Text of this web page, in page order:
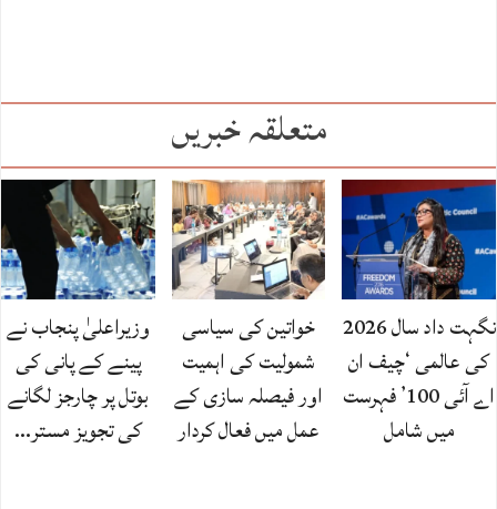
متعلقہ خبریں
نگہت داد سال 2026
کی عالمی ‘چیف ان
اے آئی 100’ فہرست
میں شامل
خواتین کی سیاسی
شمولیت کی اہمیت
اور فیصلہ سازی کے
عمل میں فعال کردار
وزیراعلیٰ پنجاب نے
پینے کے پانی کی
بوتل پر چارجز لگانے
کی تجویز مستر…